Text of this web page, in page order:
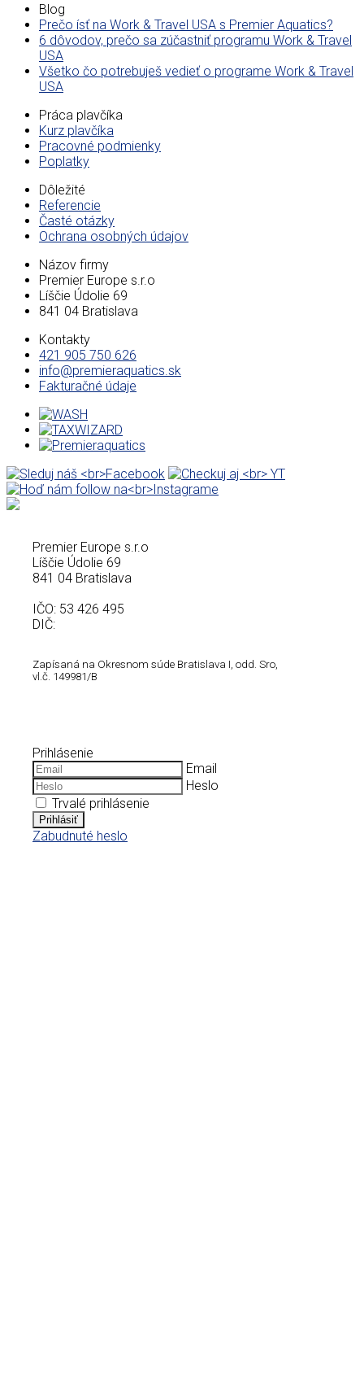
Blog
Prečo ísť na Work & Travel USA s Premier Aquatics?
6 dôvodov, prečo sa zúčastniť programu Work & Travel
USA
Všetko čo potrebuješ vedieť o programe Work & Travel
USA
Práca plavčíka
Kurz plavčíka
Pracovné podmienky
Poplatky
Dôležité
Referencie
Časté otázky
Ochrana osobných údajov
Názov firmy
Premier Europe s.r.o
Líščie Údolie 69
841 04 Bratislava
Kontakty
421 905 750 626
info@premieraquatics.sk
Fakturačné údaje
Premier Europe s.r.o
Líščie Údolie 69
841 04 Bratislava
IČO: 53 426 495
DIČ:
Zapísaná na Okresnom súde Bratislava I, odd. Sro,
vl.č. 149981/B
Prihlásenie
Email
Heslo
Trvalé prihlásenie
Prihlásiť
Zabudnuté heslo